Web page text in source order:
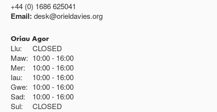
+44 (0) 1686 625041
Email:desk@orieldavies.org
Oriau Agor
Llu:
CLOSED
Maw: 10:00 16:00
Mer:
10:00 16:00
Iau:
10:00 16:00
Gwe: 10:00 16:00
Sad:
10:00 16:00
Sul:
CLOSED